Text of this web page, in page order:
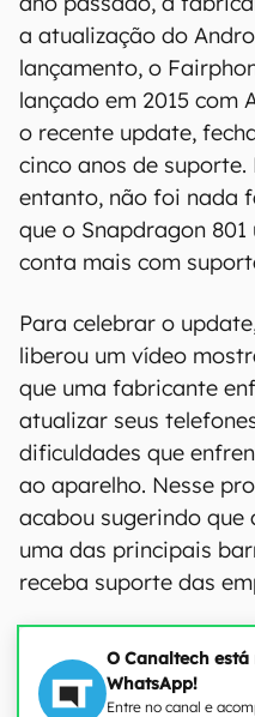
a atualização do
lançamento, o
lançado em 2015 com
o recente update,
cinco anos de suporte.
entanto, não foi nada
que o Snapdragon
conta mais com
Para celebrar o
liberou um vídeo
que uma fabricante
atualizar seus
dificuldades que
ao aparelho. Nesse
acabou sugerindo
uma das principais
receba suporte das
O Canaltech está
WhatsApp!
Entre no canal e